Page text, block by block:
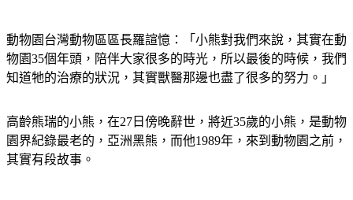
動物園台灣動物區區長羅諠憶：「小熊對我們來說，其實在動
物園35個年頭，陪伴大家很多的時光，所以最後的時候，我們
知道牠的治療的狀況，其實獸醫那邊也盡了很多的努力。」
高齡熊瑞的小熊，在27日傍晚辭世，將近35歲的小熊，是動物
園界紀錄最老的，亞洲黑熊，而他1989年，來到動物園之前，
其實有段故事。